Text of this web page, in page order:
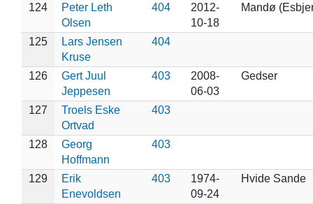
124
Peter Leth
Olsen
404
2012-
10-18
Mandø
125
Lars Jensen
Kruse
404
126
Gert Juul
Jeppesen
403
2008-
06-03
Gedser
127
Troels Eske
Ortvad
403
128
Georg
Hoffmann
403
129
Erik
Enevoldsen
403
1974-
09-24
Hvide Sande